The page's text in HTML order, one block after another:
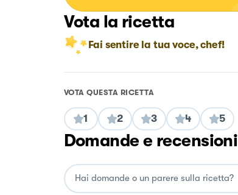
Vota la ricetta
Fai sentire la tua voce, chef!
VOTA QUESTA RICETTA
1 2 3 4 5
Domande e recensioni